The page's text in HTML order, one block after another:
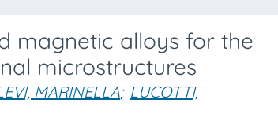
magnetic alloys for the
microstructures
MARINELLA; LUCOTTI,